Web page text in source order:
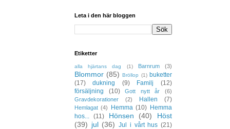
Leta i den här bloggen
Etiketter
alla hjärtans dag (1) Barnrum (3)
Blommor (85) Bröllop (1) buketter
(17)
dukning (9) Familj
(12)
försäljning
(10) Gott nytt år
(6)
Gravdekorationer
(2) Hallen (7)
Hemlagat (4) Hemma (10) Hemma
hos...
(11) Hönsen (40)
Höst
(39) jul (36) Jul i vårt hus (21)